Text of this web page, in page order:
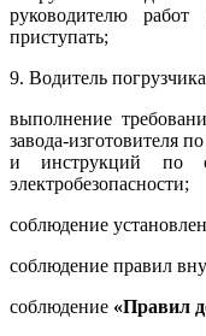
руководителю
приступать;
9. Водитель
выполнение
завода-изготовителя
и инструкций по
электробезопасности;
соблюдение
соблюдение правил
соблюдение «Правил